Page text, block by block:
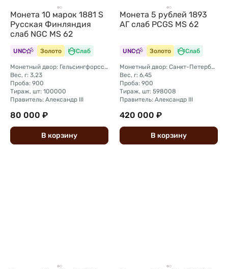
Монета 10 марок 1881 S
Русская Финляндия
слаб NGC MS 62
UNC Золото Слаб
Монетный двор: Гельсингфорсский монетный двор (Финляндия)
Вес, г: 3,23
Проба: 900
Тираж, шт: 100000
Правитель: Александр III
80 000 ₽
В корзину
Монета 5 рублей 1893
АГ слаб PCGS MS 62
UNC Золото Слаб
Монетный двор: Санкт-Петербургский монетный двор
Вес, г: 6,45
Проба: 900
Тираж, шт: 598008
Правитель: Александр III
420 000 ₽
В корзину